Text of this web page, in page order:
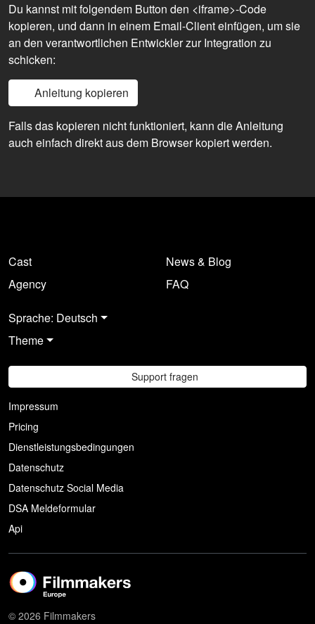
Du kannst mit folgendem Button den <iframe>-Code
kopieren, und dann in einem Email-Client einfügen, um sie
an den verantwortlichen Entwickler zur Integration zu
schicken:
Anleitung kopieren
Falls das kopieren nicht funktioniert, kann die Anleitung
auch einfach direkt aus dem Browser kopiert werden.
Cast
Agency
News & Blog
FAQ
Sprache: Deutsch
Theme
Support fragen
Impressum
Pricing
Dienstleistungsbedingungen
Datenschutz
Datenschutz Social Media
DSA Meldeformular
Api
© 2026 Filmmakers